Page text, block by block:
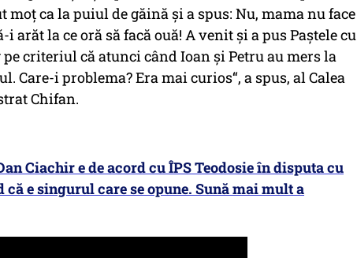
moț ca la puiul de găină și a spus: Nu, mama nu face
arăt la ce oră să facă ouă! A venit și a pus Paștele cu
criteriul că atunci când Ioan și Petru au mers la
Care-i problema? Era mai curios“, a spus, al Calea
Chifan.
Ciachir e de acord cu ÎPS Teodosie în disputa cu
e singurul care se opune. Sună mai mult a